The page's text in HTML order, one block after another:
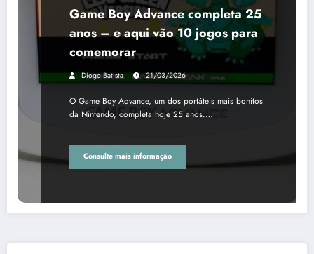
Game Boy Advance completa 25
anos – e aqui vão 10 jogos para
comemorar
Diogo Batista 21/03/2026
O Game Boy Advance, um dos portáteis mais bonitos
da Nintendo, completa hoje 25 anos.…
Consulte mais informação